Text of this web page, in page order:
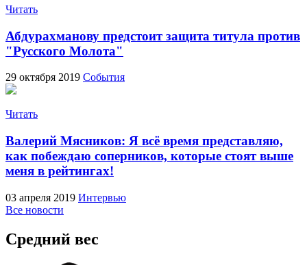
Читать
Абдурахманову предстоит защита титула против
"Русского Молота"
29 октября 2019 События
Читать
Валерий Мясников: Я всё время представляю,
как побеждаю соперников, которые стоят выше
меня в рейтингах!
03 апреля 2019 Интервью
Все новости
Средний вес